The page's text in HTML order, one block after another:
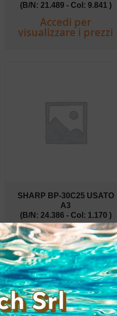
(B/N: 21.489 - Col: 9.841 )
Accedi per
visualizzare i prezzi
SHARP BP-30C25 USATO
A3
(B/N: 24.386 - Col: 1.170 )
Accedi per
visualizzare i prezzi